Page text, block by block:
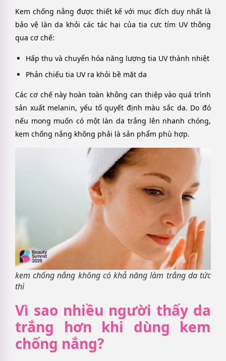
Kem chống nắng được thiết kế với mục đích duy nhất là
bảo vệ làn da khỏi các tác hại của tia cực tím UV thông
qua cơ chế:
Hấp thụ và chuyển hóa năng lượng tia UV thành nhiệt
Phản chiếu tia UV ra khỏi bề mặt da
Các cơ chế này hoàn toàn không can thiệp vào quá trình
sản xuất melanin, yếu tố quyết định màu sắc da. Do đó
nếu mong muốn có một làn da trắng lên nhanh chóng,
kem chống nắng không phải là sản phẩm phù hợp.
kem chống nắng không có khả năng làm trắng da tức
thì
Vì sao nhiều người thấy da
trắng hơn khi dùng kem
chống nắng?